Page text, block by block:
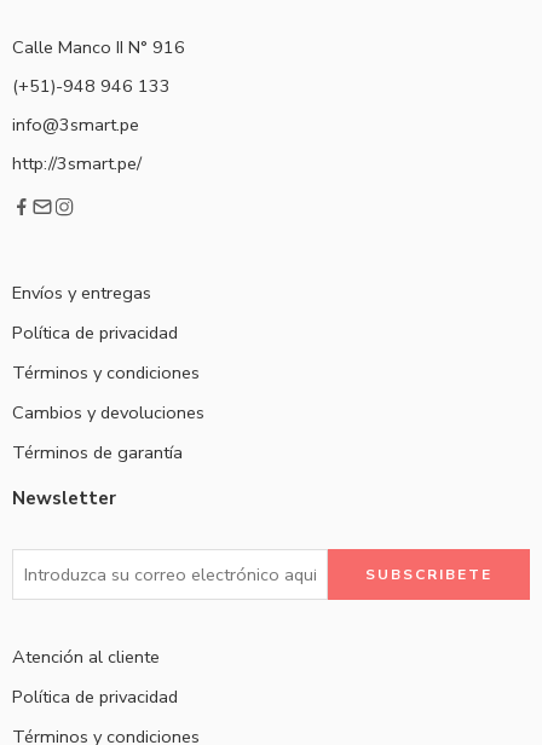
Calle Manco II N° 916
(+51)-948 946 133
info@3smart.pe
http://3smart.pe/
Envíos y entregas
Política de privacidad
Términos y condiciones
Cambios y devoluciones
Términos de garantía
Newsletter
Atención al cliente
Política de privacidad
Términos y condiciones